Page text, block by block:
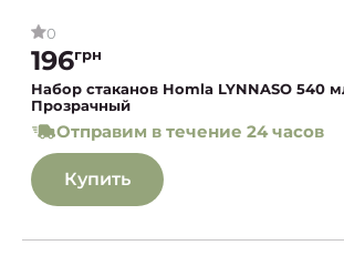
0
196грн
Набор стаканов Homla LYNNASO 540
Прозрачный
Отправим в течение 24 часов
Купить